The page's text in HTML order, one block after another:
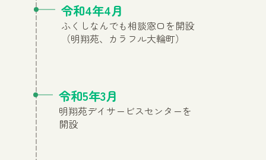
令和4年4月
ふくしなんでも相談窓口を開設
（明翔苑、カラフル大輪町）
令和5年3月
明翔苑デイサービスセンターを
開設